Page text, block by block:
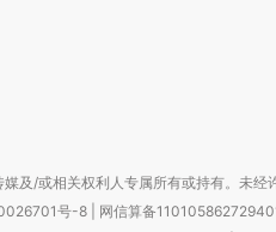
及/或相关权利人专属所有或持有。未经
号-8 网信算备